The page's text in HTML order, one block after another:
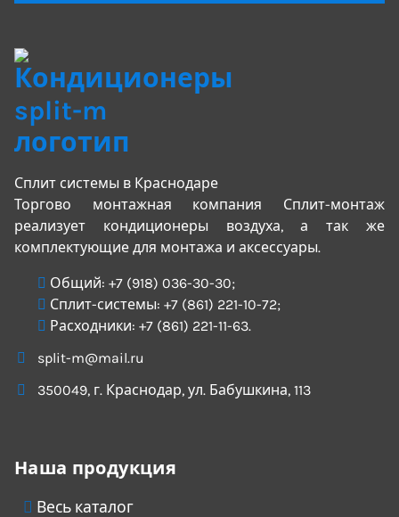
Сплит системы в Краснодаре
Торгово монтажная компания Сплит-монтаж
реализует кондиционеры воздуха, а так же
комплектующие для монтажа и аксессуары.
Общий: +7 (918) 036-30-30;
Сплит-системы: +7 (861) 221-10-72;
Расходники: +7 (861) 221-11-63.
split-m@mail.ru
350049, г. Краснодар, ул. Бабушкина, 113
Наша продукция
Весь каталог